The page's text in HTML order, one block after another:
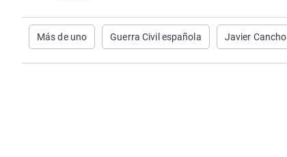
Más de uno Guerra Civil española Javier Cancho